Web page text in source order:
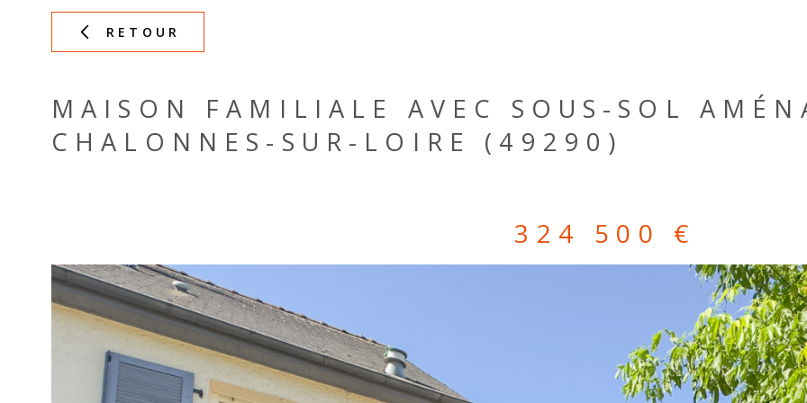
RETOUR
MAISON FAMILIALE AVEC SOUS-SOL
CHALONNES-SUR-LOIRE (49290)
324 500 €